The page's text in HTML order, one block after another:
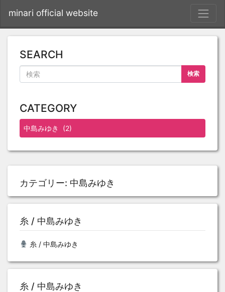
minari official website
カテゴリー: 中島みゆき
糸 / 中島みゆき
糸 / 中島みゆき
糸 / 中島みゆき
SEARCH
検索
CATEGORY